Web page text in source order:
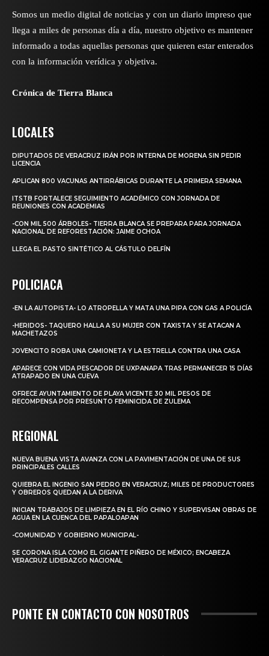
Somos un medio digital de noticias y con un diario impreso que
llega a miles de personas día a día, nuestro objetivo es mantener
informado a todas aquellas personas que quieren estar enterados
con la información verídica y objetiva.
Crónica de Tierra Blanca
LOCALES
DIPUTADOS DE VERACRUZ IRÁN POR INTERNA DE MORENA SIN PEDIR
LICENCIA
APLICAN 800 VACUNAS ANTIRRÁBICAS DURANTE LA PRIMERA SEMANA
ITSTB FORTALECE SEGUIMIENTO ACADÉMICO CON JORNADA DE
REUNIONES CON ACADEMIAS
-CON MIL 500 ÁRBOLES- TIERRA BLANCA SE PREPARA PARA JORNADA
NACIONAL DE REFORESTACIÓN: JAIME OCHOA
LLEGA EL PASTO SINTÉTICO AL CÁSTULO DELFÍN
POLICIACA
-EN LA AUTOPISTA- LO ATROPELLA Y MATA UNA PIPA CON GAS A POLICÍA
-HERIDOS- TAQUERO HALLA A SU MUJER CON TAXISTA Y SE ATACAN A
MACHETAZOS
JOVENCITO ROBA UNA CAMIONETA Y LA ESTRELLA CONTRA UNA CASA
APARECE CON VIDA PESCADOR DE UXPANAPA TRAS PERMANECER 15 DÍAS
ATRAPADO EN UNA CUEVA
OFRECE AYUNTAMIENTO DE PLAYA VICENTE 30 MIL PESOS DE
RECOMPENSA POR PRESUNTO FEMINICIDA DE ZULEMA
REGIONAL
NUEVA BUENA VISTA AVANZA CON LA PAVIMENTACIÓN DE UNA DE SUS
PRINCIPALES CALLES
QUIEBRA EL INGENIO SAN PEDRO EN VERACRUZ; MILES DE PRODUCTORES
Y OBREROS QUEDAN A LA DERIVA
INICIAN TRABAJOS DE LIMPIEZA EN EL RÍO CHINO Y SUPERVISAN OBRAS DE
AGUA EN LA CUENCA DEL PAPALOAPAN
-COMUNIDAD Y GOBIERNO MUNICIPAL-
SE CORONA ISLA COMO EL GIGANTE PIÑERO DE MÉXICO; ENCABEZA
VERACRUZ LIDERAZGO NACIONAL
PONTE EN CONTACTO CON NOSOTROS